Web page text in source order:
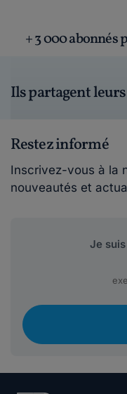
+ 3 000 abonnés
Ils partagent
Restez informé
Inscrivez-vous à la
nouveautés et